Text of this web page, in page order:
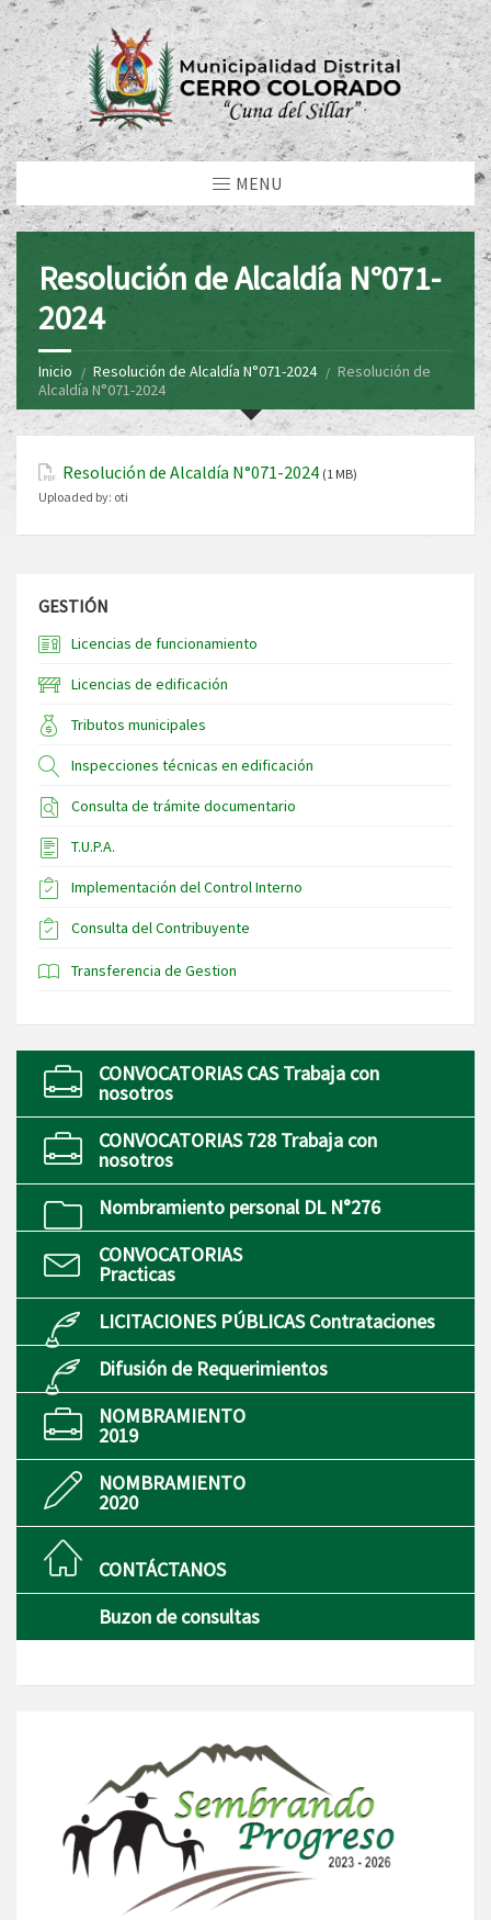
MENU
Resolución de Alcaldía N°071-
2024
Inicio Resolución de Alcaldía N°071-2024
Resolución de
Alcaldía N°071-2024
Resolución de Alcaldía N°071-2024 (1 MB)
Uploaded by: oti
GESTIÓN
Licencias de funcionamiento
Licencias de edificación
Tributos municipales
Inspecciones técnicas en edificación
Consulta de trámite documentario
T.U.P.A.
Implementación del Control Interno
Consulta del Contribuyente
Transferencia de Gestion
CONVOCATORIAS CAS Trabaja con
nosotros
CONVOCATORIAS 728 Trabaja con
nosotros
Nombramiento personal DL N°276
CONVOCATORIAS
Practicas
LICITACIONES PÚBLICAS Contrataciones
Difusión de Requerimientos
NOMBRAMIENTO
2019
NOMBRAMIENTO
2020
CONTÁCTANOS
Buzon de consultas